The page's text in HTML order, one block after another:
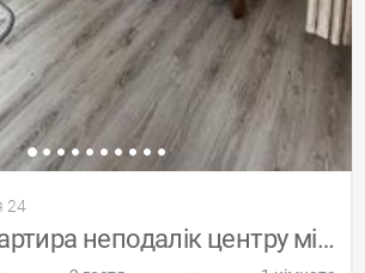
24
Затишна квартира неподалік центру міста